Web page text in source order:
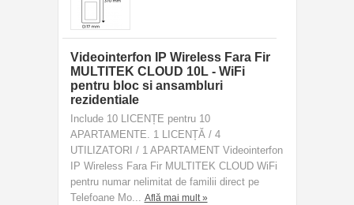
Videointerfon IP Wireless Fara Fir
MULTITEK CLOUD 10L - WiFi
pentru bloc si ansambluri
rezidentiale
Include 10 LICENȚE pentru 10
APARTAMENTE. 1 LICENȚĂ / 4
UTILIZATORI / 1 APARTAMENT Videointerfon
IP Wireless Fara Fir MULTITEK CLOUD WiFi
pentru numar nelimitat de familii direct pe
Telefoane Mo... Află mai mult »